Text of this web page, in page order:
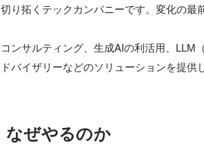
切り拓くテックカンパニーです。変化の最
コンサルティング、生成AIの利活用、LLM
ドバイザリーなどのソリューションを提供
なぜやるのか